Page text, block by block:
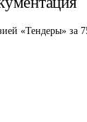
«Тендеры» за